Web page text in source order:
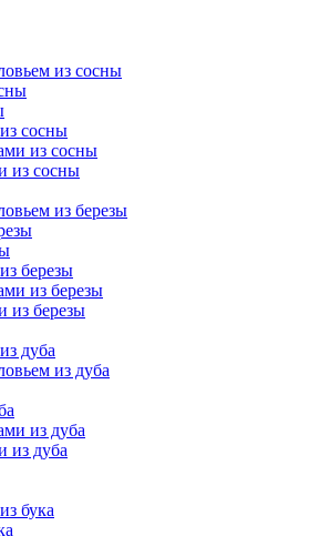
из сосны
сосны
из сосны
из сосны
из березы
березы
из березы
из березы
дуба
из дуба
из дуба
из дуба
бука